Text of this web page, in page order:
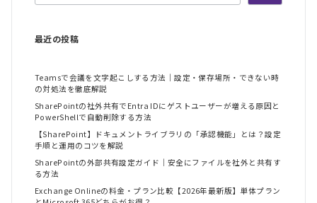
最近の投稿
Teamsで会議を文字起こしする方法｜設定・保存場所・できない時
の対処法を徹底解説
SharePointの社外共有でEntra IDにゲストユーザーが増える原因と
PowerShellで自動削除する方法
【SharePoint】ドキュメントライブラリの「承認機能」とは？設定
手順と運用のコツを解説
SharePointの外部共有設定ガイド｜安全にファイルを社外と共有す
る方法
Exchange Onlineの料金・プラン比較【2026年最新版】単体プラン